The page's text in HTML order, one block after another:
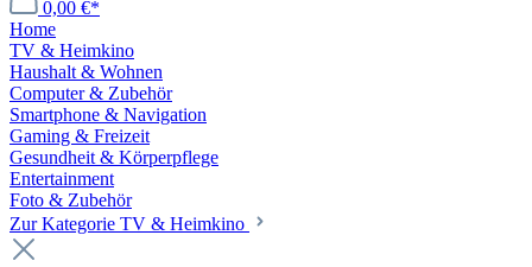
0,00 €*
Home
TV & Heimkino
Haushalt & Wohnen
Computer & Zubehör
Smartphone & Navigation
Gaming & Freizeit
Gesundheit & Körperpflege
Entertainment
Foto & Zubehör
Zur Kategorie TV & Heimkino